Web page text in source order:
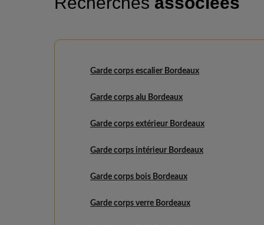
Garde corps escalier Bordeaux
Garde corps alu Bordeaux
Garde corps extérieur Bordeaux
Garde corps intérieur Bordeaux
Garde corps bois Bordeaux
Garde corps verre Bordeaux